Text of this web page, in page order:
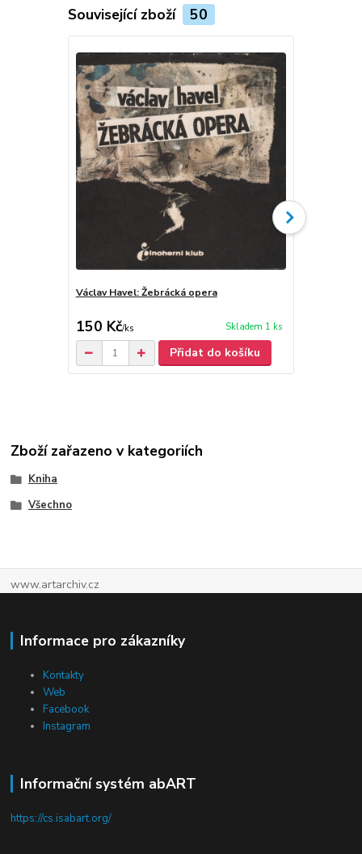
Související zboží 50
Václav Havel: Žebrácká opera
150 Kč/ks Skladem 1 ks
Přidat do košíku
Zboží zařazeno v kategoriích
Kniha
Všechno
www.artarchiv.cz
Informace pro zákazníky
Kontakty
Web
Facebook
Instagram
Informační systém abART
https://cs.isabart.org/